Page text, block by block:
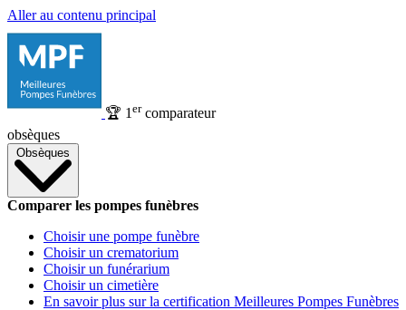
Aller au contenu principal
🏆 1 ercomparateur
obsèques
Obsèques
Comparer les pompes funèbres
Choisir une pompe funèbre
Choisir un crematorium
Choisir un funérarium
Choisir un cimetière
En savoir plus sur la certification Meilleures Pompes Funèbres